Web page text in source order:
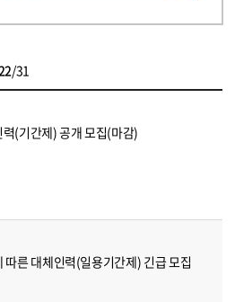
/31
(기간제) 공개 모집(마감)
따른 대체인력(일용기간제) 긴급 모집